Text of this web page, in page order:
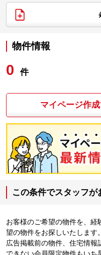
物件情報
0 件
マイページ作
この条件でスタッフが
お客様のご希望の物件を、
望の物件をお探しいたします。
広告掲載前の物件、住宅情